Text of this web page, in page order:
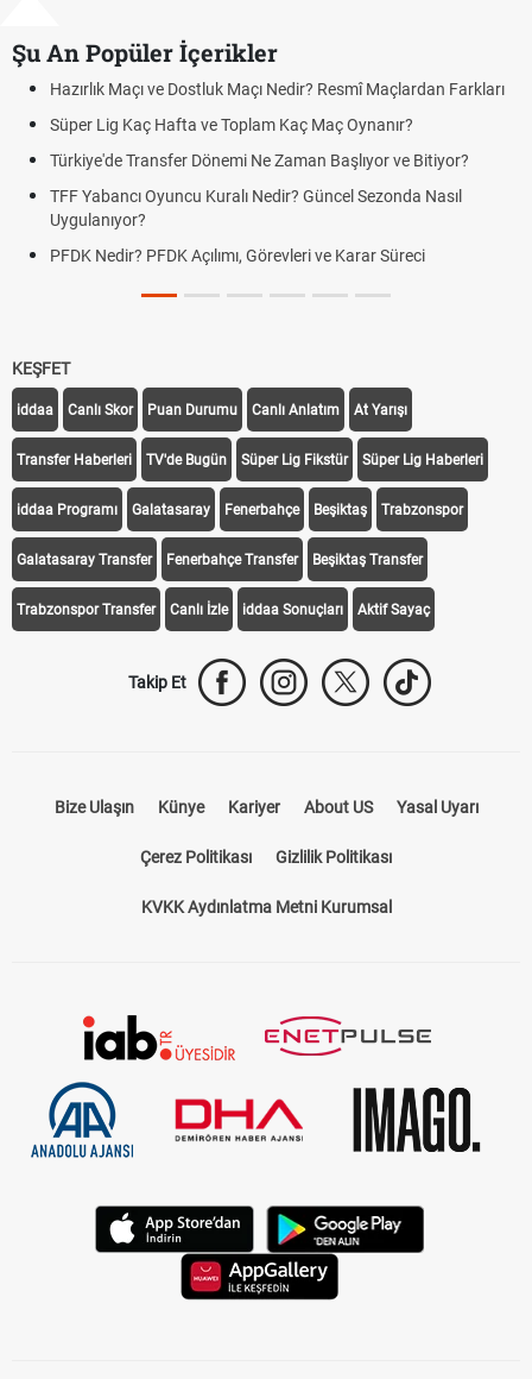
Şu An Popüler İçerikler
Resmî Maçlardan Farkları
Maç Oynanır?
Başlıyor ve Bitiyor?
Güncel Sezonda Nasıl
ve Karar Süreci
Puan Durumunda AG, OM ve
Skor Ne Demek? Sporda Skor ve
Futbol Nasıl Oynanır? Temel
Deplasman Golü Kuralı Nedir?
DGS Sonuçları Ne Zaman
KEŞFET
iddaa Canlı Skor Puan Durumu Canlı Anlatım At Yarışı
Transfer Haberleri TV'de Bugün Süper Lig Fikstür Süper Lig Haberleri
iddaa Programı Galatasaray Fenerbahçe Beşiktaş Trabzonspor
Galatasaray Transfer Fenerbahçe Transfer Beşiktaş Transfer
Trabzonspor Transfer Canlı İzle iddaa Sonuçları Aktif Sayaç